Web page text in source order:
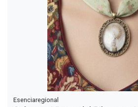
Esenciaregional